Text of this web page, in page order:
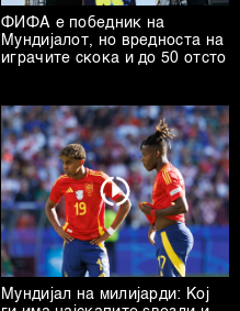
ФИФА е победник на
Мундијалот, но вредноста на
играчите скока и до 50 отсто
Мундијал на милијарди: Кој